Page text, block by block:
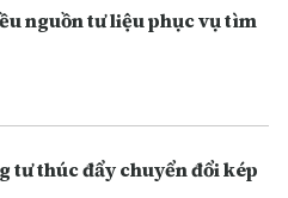
nguồn tư liệu phục vụ tìm
tư thúc đẩy chuyển đổi kép